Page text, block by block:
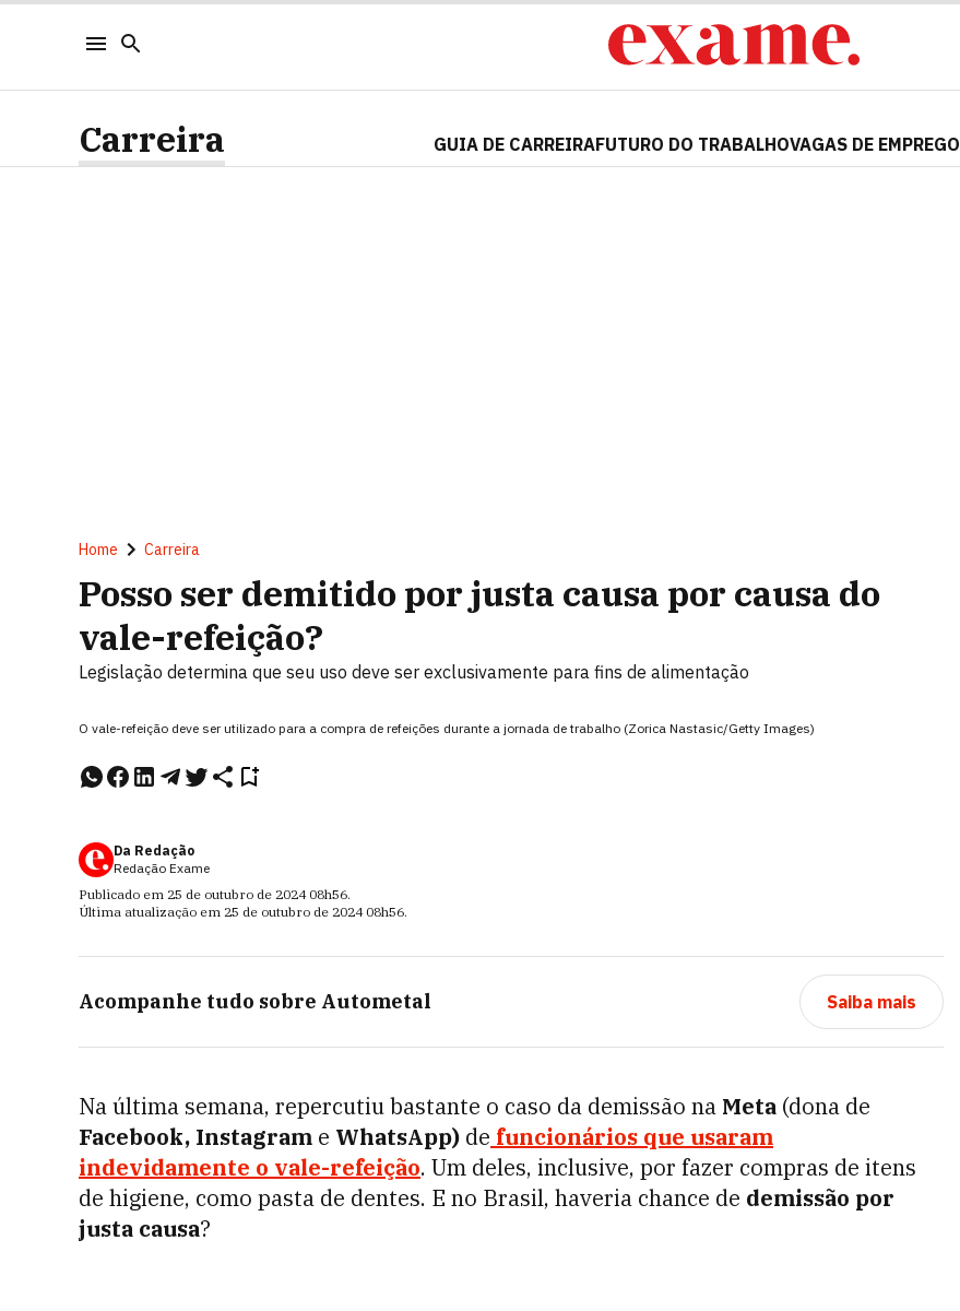
Carreira GUIA DE CARREIRAFUTURO DO TRABALHOVAGAS DE EMPREGO
Home Carreira
Posso ser demitido por justa causa por causa do
vale-refeição?
Legislação determina que seu uso deve ser exclusivamente para fins de alimentação
O vale-refeição deve ser utilizado para a compra de refeições durante a jornada de trabalho (Zorica Nastasic/Getty Images)
Da Redação
Redação Exame
Publicado em 25 de outubro de 2024 08h56.
Última atualização em 25 de outubro de 2024 08h56.
Acompanhe tudo sobre Autometal Saiba mais
Na última semana, repercutiu bastante o caso da demissão na Meta (dona de
Facebook, Instagram e WhatsApp) de funcionários que usaram
indevidamente o vale-refeição. Um deles, inclusive, por fazer compras de itens
de higiene, como pasta de dentes. E no Brasil, haveria chance de demissão por
justa causa?